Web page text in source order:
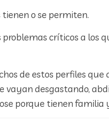
tienen o se permiten.
problemas críticos a los
de estos perfiles
vayan desgastando,
porque tienen